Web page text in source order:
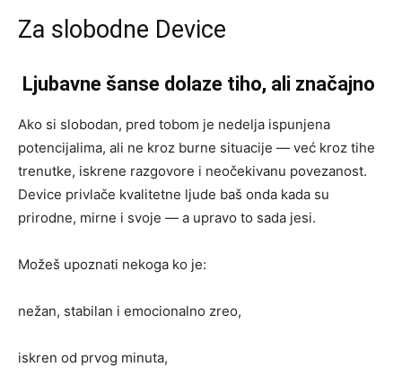
Za slobodne Device
Ljubavne šanse dolaze tiho, ali značajno
Ako si slobodan, pred tobom je nedelja ispunjena
potencijalima, ali ne kroz burne situacije — već kroz tihe
trenutke, iskrene razgovore i neočekivanu povezanost.
Device privlače kvalitetne ljude baš onda kada su
prirodne, mirne i svoje — a upravo to sada jesi.
Možeš upoznati nekoga ko je:
nežan, stabilan i emocionalno zreo,
iskren od prvog minuta,